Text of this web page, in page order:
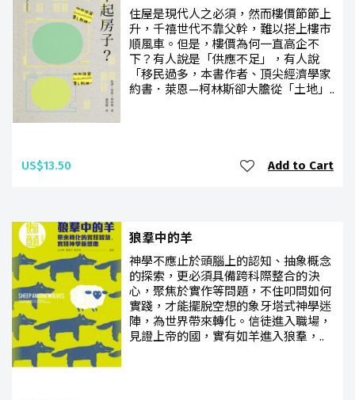
住屋是現代人之必須，然而樓價節節上
升，千禧世代不靠父幹，難以搭上樓市
順風車。但是，樓價為何一直高企不
下？有人說是「供應不足」，有人說
「移民過多，本書作者、頂尖經濟學家
約書．萊恩—柯林斯卻大膽從「土地」..
US$13.50 Add to Cart
狼羣中的羊
神學不應止於頭腦上的認知、抽象概念
的探索，更必須具備跨科際整合的決
心，聚焦於實作等問題，不住叩問如何
實踐，才能擺脫空想的象牙塔式神學迷
陣，為世界帶來轉化。信徒進入職場，
見證上帝的國，實有如羊進入狼羣，..